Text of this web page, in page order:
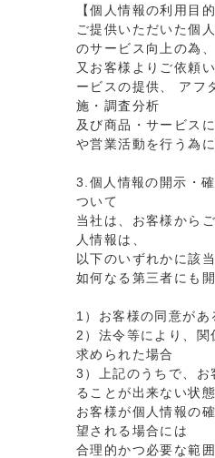
【個人情報の利用目的
ご提供いただいた個
のサービス向上の為、
又お客様よりご依頼
ービスの提供、 アフ
施・調査分析
及び商品・サービス
や営業活動を行う為
3.個人情報の開示・
ついて
当社は、お客様から
人情報は、
以下のいずれかに該
如何なる第三者にも
1）お客様の同意があ
2）法令等により、関
求められた場合
3）上記のうちで、お
ることが出来ない状
お客様が個人情報の
望される場合には
合理的かつ必要な範